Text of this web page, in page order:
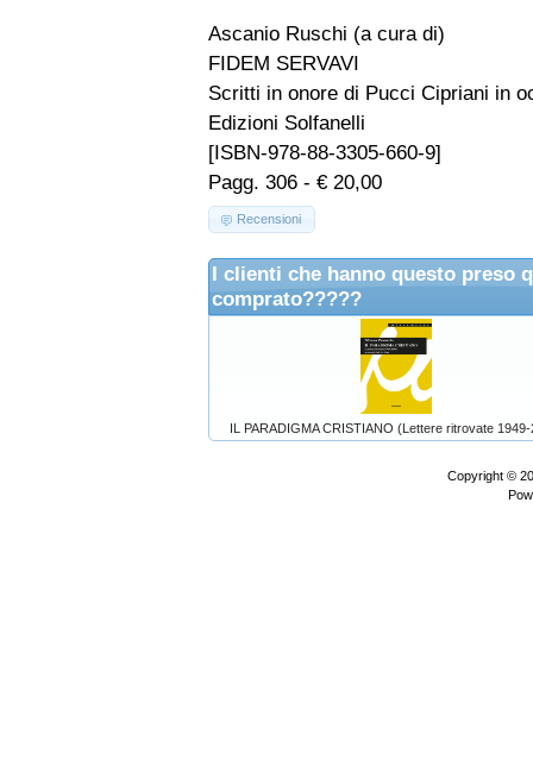
Ascanio Ruschi (a cura di)
FIDEM SERVAVI
Scritti in onore di Pucci Cipriani in
Edizioni Solfanelli
[ISBN-978-88-3305-660-9]
Pagg. 306 - € 20,00
Recensioni
I clienti che hanno questo preso
comprato?????
IL PARADIGMA CRISTIANO (Lettere ritrovate 1949-
Copyright ©